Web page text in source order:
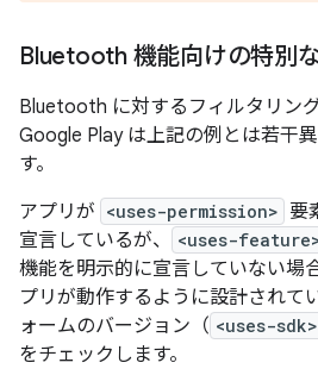
Bluetooth 機能向けの特別
Bluetooth に対するフィルタリン
Google Play は上記の例とは若干
す。
アプリが <uses-permission> 要
宣言しているが、
<uses-
機能を明示的に宣言していない場
プリが動作するように設計されて
ォームのバージョン（ <uses-sdk>
をチェックします。